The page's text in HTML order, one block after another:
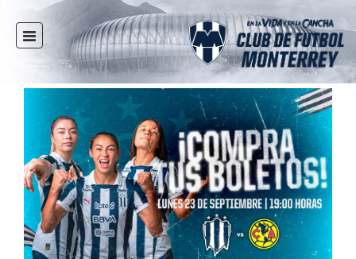
INICIO
NOTICIAS
MULTIMEDIA
RAYADOS
RAYADAS
FUERZAS BÁSICAS
RESPONSABILIDAD SOCIAL